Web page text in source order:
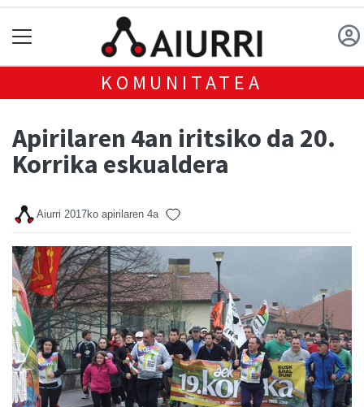
KOMUNITATEA
Apirilaren 4an iritsiko da 20.
Korrika eskualdera
Aiurri 2017ko apirilaren 4a